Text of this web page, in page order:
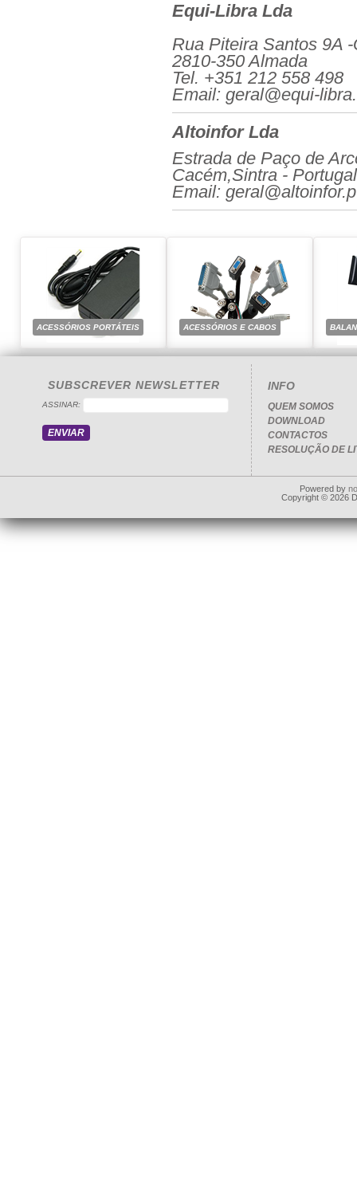
Equi-Libra Lda
Rua Piteira Santos 9A
2810-350 Almada
Tel. +351 212 558 498
Email: geral@equi-
Altoinfor Lda
Estrada de Paço de
Cacém,Sintra - Portugal
Email:
ACESSÓRIOS PORTÁTEIS ACESSÓRIOS E CABOS
SUBSCREVER NEWSLETTER
ASSINAR:
INFO
QUEM SOMOS
DOWNLOAD
CONTACTOS
RESOLUÇÃO DE
Powered by
Copyright © 2026